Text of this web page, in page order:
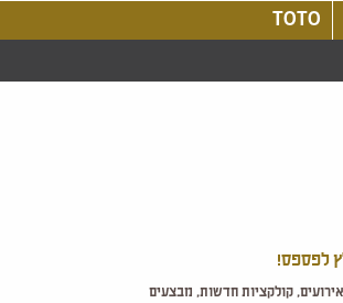
TOTO
לפספס!
קולקציות חדשות, מבצעים